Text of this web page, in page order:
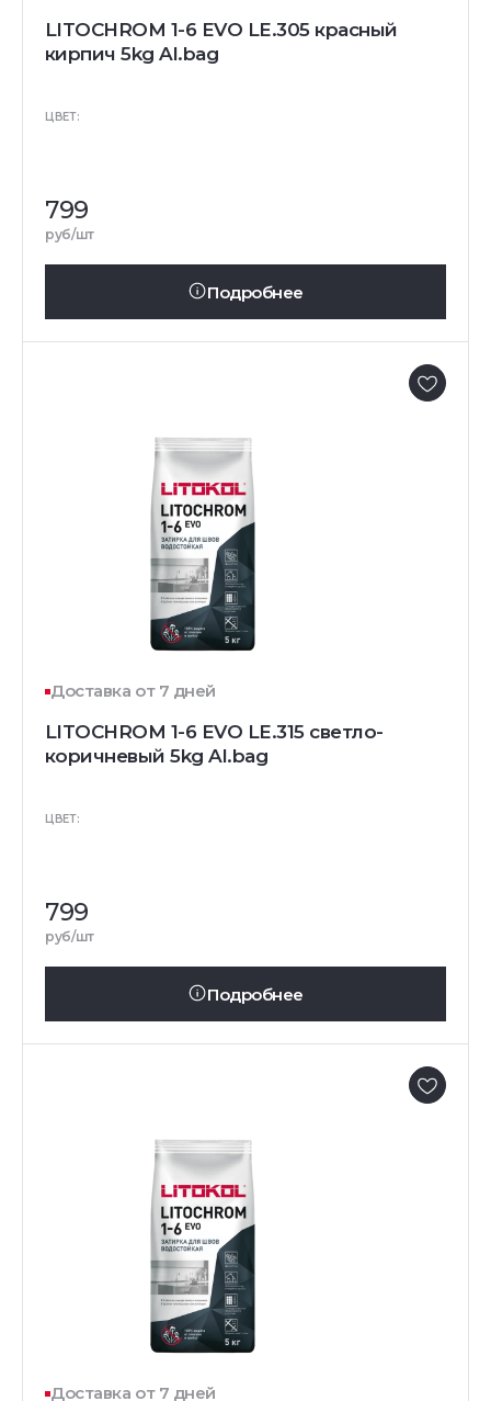
LITOCHROM 1-6 EVO LE.305 красный
кирпич 5kg Al.bag
ЦВЕТ:
799
руб/шт
Подробнее
Доставка от 7 дней
LITOCHROM 1-6 EVO LE.315 светло-
коричневый 5kg Al.bag
ЦВЕТ:
799
руб/шт
Подробнее
Доставка от 7 дней